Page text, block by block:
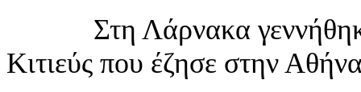
Στη Λάρνακα γεννήθηκε
Κιτιεύς που έζησε στην